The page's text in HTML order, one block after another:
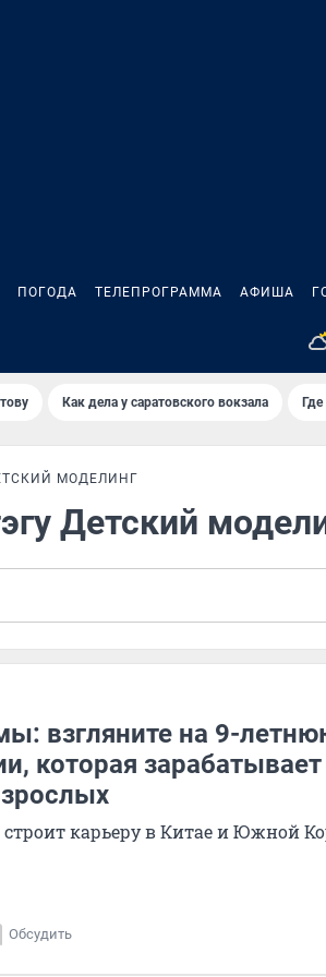
ПОГОДА ТЕЛЕПРОГРАММА АФИША
Как дела у саратовского вокзала
МОДЕЛИНГ
Детский
взгляните на 9-
которая зарабатывает
карьеру в Китае и Южной
Обсудить